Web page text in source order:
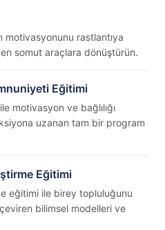
motivasyonunu rastlantıya
somut araçlara dönüştürün.
Eğitimi
motivasyon ve bağlılığı
uzanan tam bir program
Eğitimi
eğitimi ile birey topluluğunu
bilimsel modelleri ve